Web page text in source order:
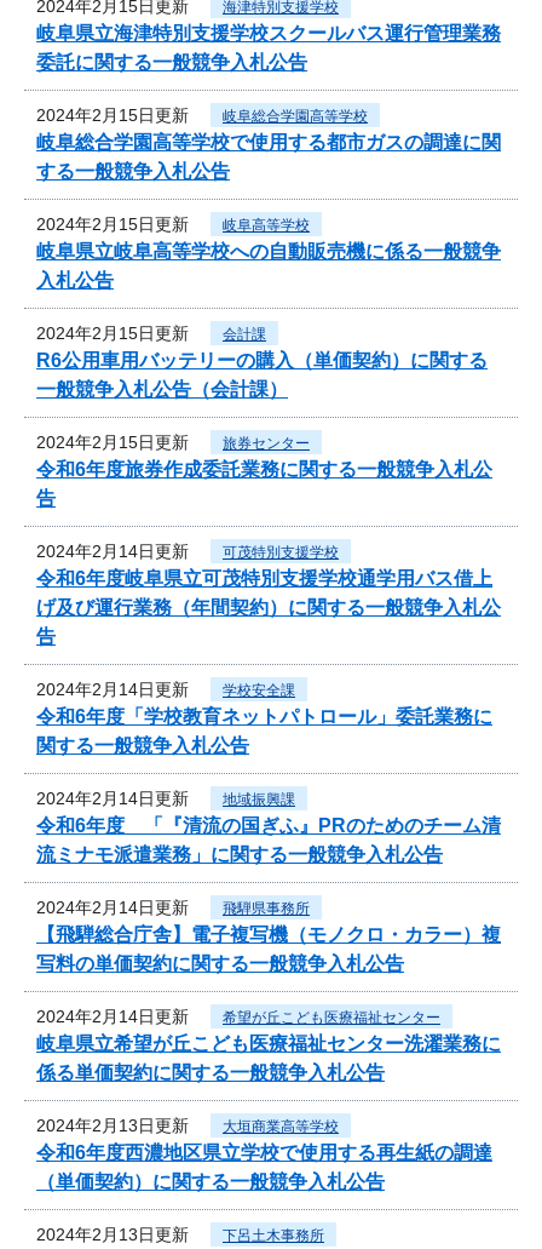
2024年2月15日更新 海津特別支援学校
岐阜県立海津特別支援学校スクールバス運行管理業務
委託に関する一般競争入札公告
2024年2月15日更新 岐阜総合学園高等学校
岐阜総合学園高等学校で使用する都市ガスの調達に関
する一般競争入札公告
2024年2月15日更新 岐阜高等学校
岐阜県立岐阜高等学校への自動販売機に係る一般競争
入札公告
2024年2月15日更新 会計課
R6公用車用バッテリーの購入（単価契約）に関する
一般競争入札公告（会計課）
2024年2月15日更新 旅券センター
令和6年度旅券作成委託業務に関する一般競争入札公
告
2024年2月14日更新 可茂特別支援学校
令和6年度岐阜県立可茂特別支援学校通学用バス借上
げ及び運行業務（年間契約）に関する一般競争入札公
告
2024年2月14日更新 学校安全課
令和6年度「学校教育ネットパトロール」委託業務に
関する一般競争入札公告
2024年2月14日更新 地域振興課
令和6年度 「『清流の国ぎふ』PRのためのチーム清
流ミナモ派遣業務」に関する一般競争入札公告
2024年2月14日更新 飛騨県事務所
【飛騨総合庁舎】電子複写機（モノクロ・カラー）複
写料の単価契約に関する一般競争入札公告
2024年2月14日更新 希望が丘こども医療福祉センター
岐阜県立希望が丘こども医療福祉センター洗濯業務に
係る単価契約に関する一般競争入札公告
2024年2月13日更新 大垣商業高等学校
令和6年度西濃地区県立学校で使用する再生紙の調達
（単価契約）に関する一般競争入札公告
2024年2月13日更新 下呂土木事務所